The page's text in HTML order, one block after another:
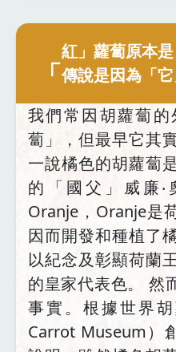
「
紅」蘿蔔原本
傳說是因為「它
我們常因胡蘿蔔
蔔」，但最早它其
一說橘色的胡蘿蔔
的「國父」威廉‧
Oranje，Oranje是
因而開發和種植了
以紀念及彰顯荷蘭
的皇家代表色。 然
事實。根據世界
Carrot Museum）